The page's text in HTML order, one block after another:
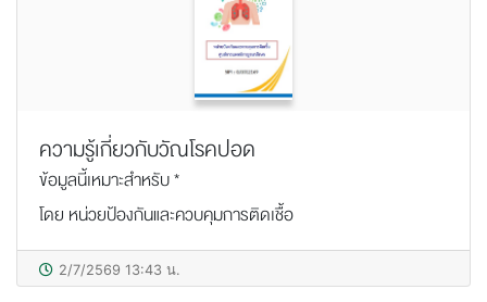
ความรู้เกี่ยวกับวัณโรคปอด
ข้อมูลนี้เหมาะสำหรับ *
โดย หน่วยป้องกันและควบคุมการติดเชื้อ
2/7/2569 13:43 น.